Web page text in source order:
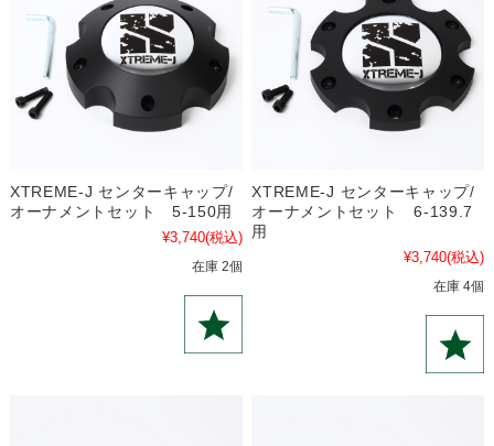
XTREME-J センターキャップ/
オーナメントセット 5-150用
¥3,740(税込)
在庫 2個
XTREME-J センターキャップ/
オーナメントセット 6-139.7
用
¥3,740(税込)
在庫 4個